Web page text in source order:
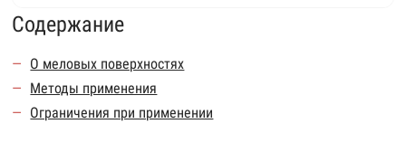
Содержание
О меловых поверхностях
Методы применения
Ограничения при применении